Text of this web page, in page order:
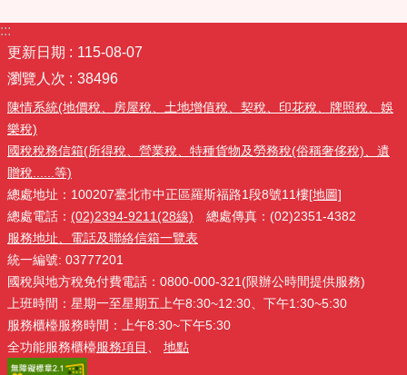
:::
更新日期
115-08-07
瀏覽人次
38496
陳情系統(地價稅、房屋稅、土地增值稅、契稅、印花稅、牌照稅、娛
樂稅)
國稅稅務信箱(所得稅、營業稅、特種貨物及勞務稅(俗稱奢侈稅)、遺
贈稅......等)
總處地址：100207臺北市中正區羅斯福路1段8號11樓[地圖]
總處電話： (02)2394-9211(28線) 總處傳真：(02)2351-4382
服務地址、電話及聯絡信箱一覽表
統一編號: 03777201
國稅與地方稅免付費電話：0800-000-321(限辦公時間提供服務)
上班時間：星期一至星期五上午8:30~12:30、下午1:30~5:30
服務櫃檯服務時間：上午8:30~下午5:30
全功能服務櫃檯服務項目 地點